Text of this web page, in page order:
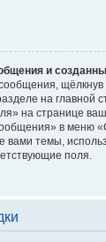
и
на главной
на странице
в меню
вами темы,
поля.